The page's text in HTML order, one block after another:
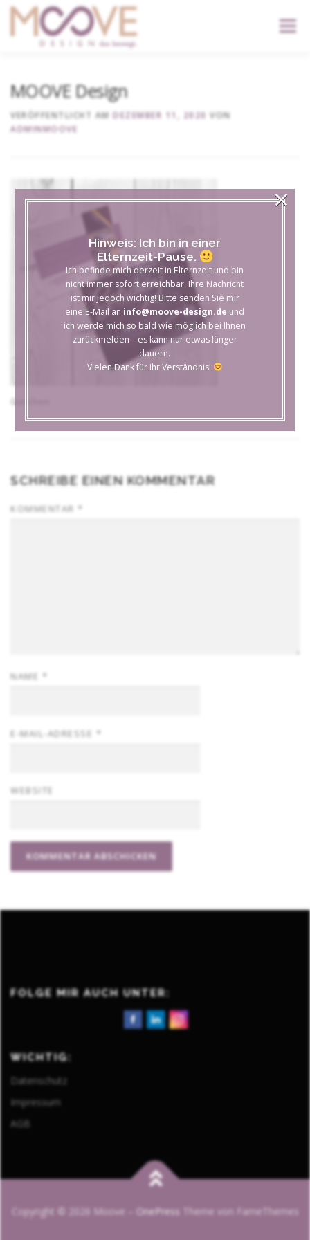
content
Menü
KONTAKT
MOOVE Design
VERÖFFENTLICHT AM DEZEMBER 11, 2020 VON
ADMINMOOVE
Gutschein
SCHREIBE EINEN KOMMENTAR
KOMMENTAR *
NAME *
E-MAIL-ADRESSE *
WEBSITE
FOLGE MIR AUCH UNTER:
WICHTIG:
Datenschutz
Impressum
AGB
Copyright © 2026 Moove OnePress Theme von FameThemes
Hinweis: Ich bin in einer
Elternzeit-Pause.
Ich befinde mich derzeit in Elternzeit und bin
nicht immer sofort erreichbar. Ihre Nachricht
ist mir jedoch wichtig! Bitte senden Sie mir
eine E-Mail an info@moove-design.de und
ich werde mich so bald wie möglich bei Ihnen
zurückmelden – es kann nur etwas länger
dauern.
Vielen Dank für Ihr Verständnis!
×